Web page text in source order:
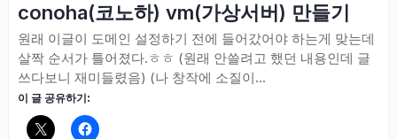
conoha(코노하) vm(가상서버) 만들기
원래 이글이 도메인 설정하기 전에 들어갔어야 하는게 맞는데
살짝 순서가 틀어졌다.ㅎㅎ (원래 안쓸려고 했던 내용인데 글
쓰다보니 재미들렸음) (나 창작에 소질이...
이 글 공유하기: